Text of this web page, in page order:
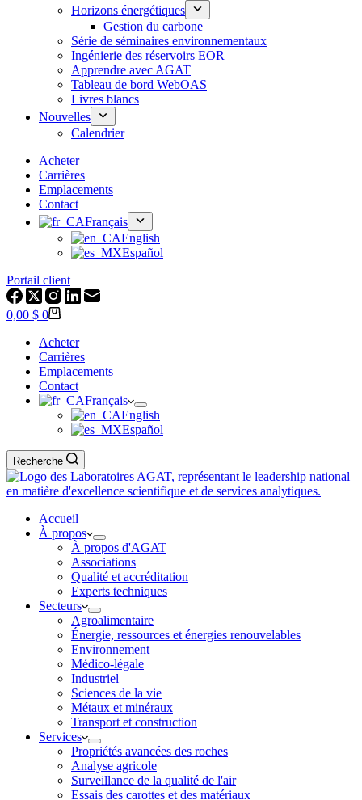
Horizons énergétiques
Gestion du carbone
Série de séminaires environnementaux
Ingénierie des réservoirs EOR
Apprendre avec AGAT
Tableau de bord WebOAS
Livres blancs
Nouvelles
Calendrier
Acheter
Carrières
Emplacements
Contact
Français
English
Español
Portail client
Panier
0,00 $ 0
Acheter
Carrières
Emplacements
Contact
Français
English
Español
Recherche
Accueil
À propos
À propos d'AGAT
Associations
Qualité et accréditation
Experts techniques
Secteurs
Agroalimentaire
Énergie, ressources et énergies renouvelables
Environnement
Médico-légale
Industriel
Sciences de la vie
Métaux et minéraux
Transport et construction
Services
Propriétés avancées des roches
Analyse agricole
Surveillance de la qualité de l'air
Essais des carottes et des matériaux